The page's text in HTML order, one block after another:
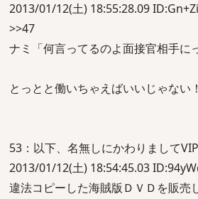
2013/01/12(土) 18:55:28.09
>>47
ナミ「何言ってるのよ面接官相手に
とっとと働いちゃえばいいじゃない
53：以下、名無しにかわりまして
2013/01/12(土) 18:54:45.03
違法コピーした海賊版ＤＶＤを販売